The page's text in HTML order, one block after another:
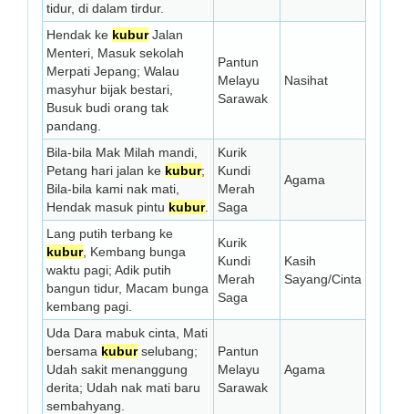
tidur, di dalam tirdur.
Hendak ke kuburJalan
Menteri, Masuk sekolah
Merpati Jepang; Walau
masyhur bijak bestari,
Busuk budi orang tak
pandang.
Pantun
Melayu
Sarawak
Nasihat
Bila-bila Mak Milah mandi,
Petang hari jalan ke kubur;
Bila-bila kami nak mati,
Hendak masuk pintu kubur.
Kurik
Kundi
Merah
Saga
Agama
Lang putih terbang ke
kubur, Kembang bunga
waktu pagi; Adik putih
bangun tidur, Macam bunga
kembang pagi.
Kurik
Kundi
Merah
Saga
Kasih
Sayang/Cinta
Uda Dara mabuk cinta, Mati
bersama kuburselubang;
Udah sakit menanggung
derita; Udah nak mati baru
sembahyang.
Pantun
Melayu
Sarawak
Agama